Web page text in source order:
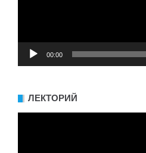
00:00
ЛЕКТОРИЙ